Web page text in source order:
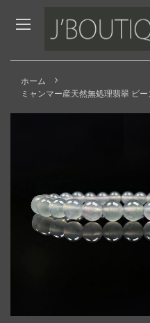
to
Content
ホーム
ミャンマー産天然無処理翡翠 ビ
Skip
images
gallery